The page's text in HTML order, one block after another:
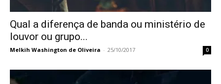
Qual a diferença de banda ou ministério de
louvor ou grupo...
Melkih Washington de Oliveira - 25/10/2017 0